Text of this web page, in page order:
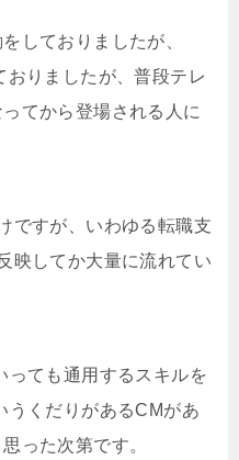
しておりましたが、
おりましたが、普段テレ
てから登場される人に
ですが、いわゆる転職支
映してか大量に流れてい
っても通用するスキルを
うくだりがあるCMがあ
った次第です。